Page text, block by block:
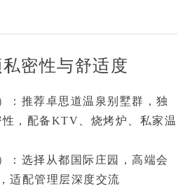
密性与舒适度
：推荐卓思道温泉别墅群 ，独
，配备KTV、烧烤炉、私家温
：选择 从都国际庄园
，高端会
适配管理层深度交流